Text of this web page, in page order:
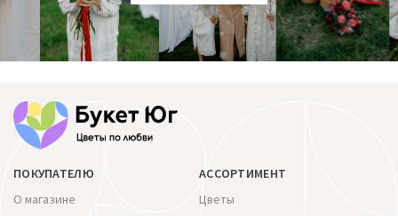
ПОКУПАТЕЛЮ
О магазине
АССОРТИМЕНТ
Цветы